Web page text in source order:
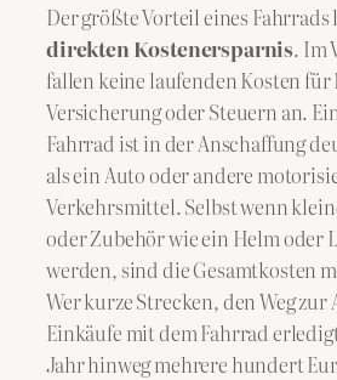
Der größte Vorteil eines
direkten Kostenersparnis. Im
fallen keine laufenden Kosten
Versicherung oder Steuern an.
Fahrrad ist in der Anschaffung
als ein Auto oder andere
Verkehrsmittel. Selbst wenn
oder Zubehör wie ein Helm oder
werden, sind die Gesamtkosten
Wer kurze Strecken, den Weg
Einkäufe mit dem Fahrrad
Jahr hinweg mehrere hundert